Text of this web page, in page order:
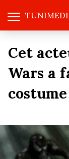
Cet
Wars a